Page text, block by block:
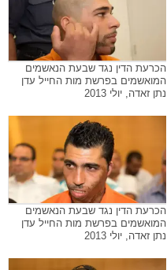
הכרעת הדין נגד שבעת הנאשמים
המואשמים בפרשת מות החייל עדן
נתן זאדה, יולי 2013
הכרעת הדין נגד שבעת הנאשמים
המואשמים בפרשת מות החייל עדן
נתן זאדה, יולי 2013